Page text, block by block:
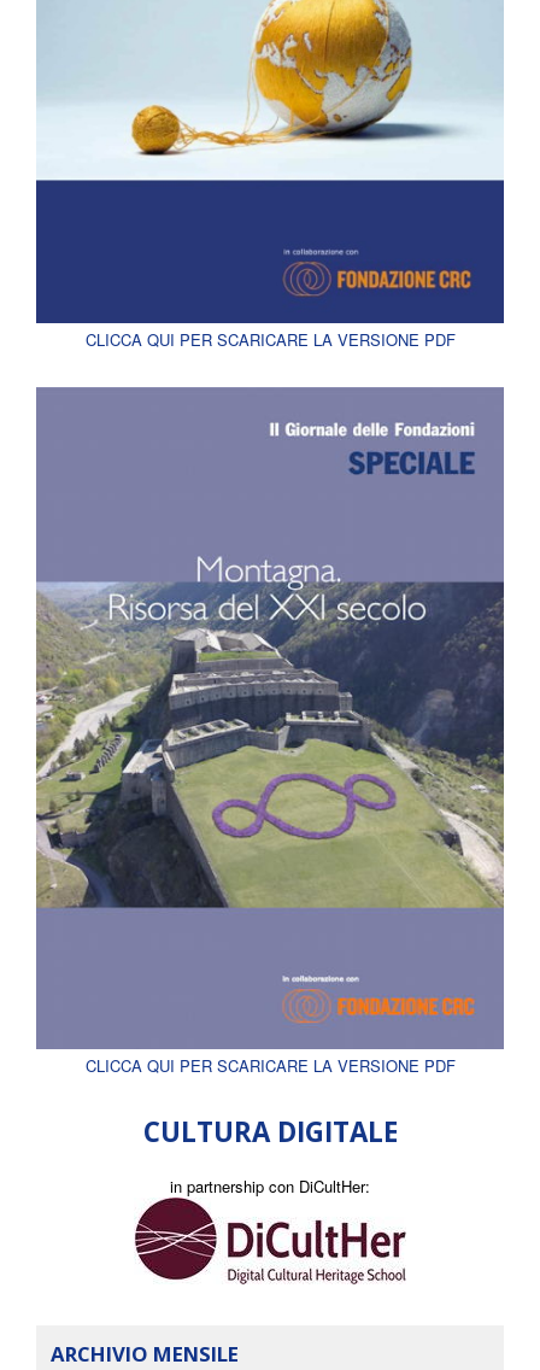
CLICCA QUI PER SCARICARE LA VERSIONE PDF
CLICCA QUI PER SCARICARE LA VERSIONE PDF
CULTURA DIGITALE
in partnership con DiCultHer:
ARCHIVIO MENSILE